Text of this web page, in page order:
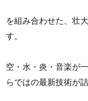
を組み合わせた、壮
す。
空・水・炎・音楽が
らではの最新技術が